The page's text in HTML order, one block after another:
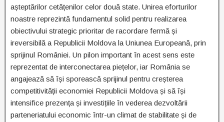
așteptărilor cetățenilor celor două state. Unirea eforturilor
noastre reprezintă fundamentul solid pentru realizarea
obiectivului strategic prioritar de racordare fermă și
ireversibilă a Republicii Moldova la Uniunea Europeană, prin
sprijinul României. Un pilon important în acest sens este
reprezentat de interconectarea piețelor, iar România se
angajează să își sporească sprijinul pentru creșterea
competitivității economiei Republicii Moldova și să își
intensifice prezența și investițiile în vederea dezvoltării
parteneriatului economic într-un climat de stabilitate și de